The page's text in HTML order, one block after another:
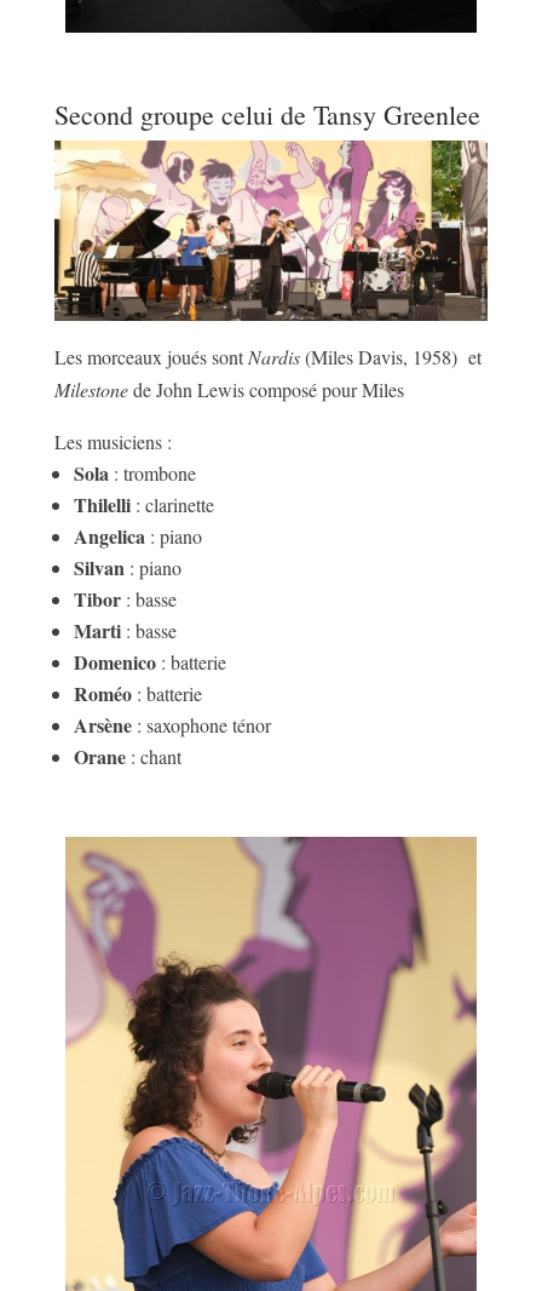
Second groupe celui de Tansy Greenlee
Les morceaux joués sont Nardis(Miles Davis, 1958) et
Milestonede John Lewis composé pour Miles
Les musiciens :
Sola : trombone
Thilelli: clarinette
Angelica : piano
Silvan : piano
Tibor: basse
Marti: basse
Domenico: batterie
Roméo: batterie
Arsène: saxophone ténor
Orane: chant